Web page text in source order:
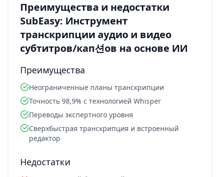
Преимущества и недостатки
SubEasy: Инструмент
транскрипции аудио и видео
субтитров/кап션ов на основе ИИ
Преимущества
Неограниченные планы транскрипции
Точность 98,9% с технологией Whisper
Переводы экспертного уровня
Сверхбыстрая транскрипция и встроенный
редактор
Недостатки